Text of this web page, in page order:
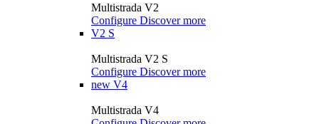
Multistrada V2
Configure Discover more
V2 S
Multistrada V2 S
Configure Discover more
new V4
Multistrada V4